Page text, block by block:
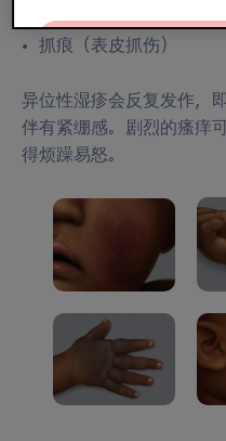
皮肤增厚（苔藓化）
抓痕（表皮抓伤）
异位性湿疹会反复发作，
伴有紧绷感。剧烈的瘙痒
得烦躁易怒。